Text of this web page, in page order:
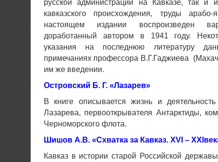
русской администрации на Кавказе, так и
кавказского происхождения, труды
настоящем издании воспроизведен
доработанный автором в 1941 году.
указания на последнюю литературу
примечаниях профессора В.Г.Гаджиева
им же введении.
Островский Б. Г. «Лазарев»
В книге описывается жизнь и
Лазарева, первооткрывателя Антарктиды,
Черноморского флота.
Шишов А.В. «Схватка за Кавказ. XVI –
Кавказ в истории старой Российской